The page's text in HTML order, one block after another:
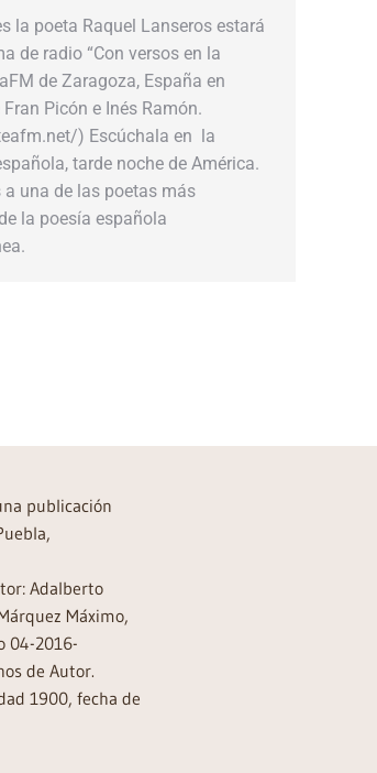
la poeta Raquel Lanseros estará
de radio “Con versos en la
de Zaragoza, España en
Picón e Inés Ramón.
) Escúchala en la
tarde noche de América.
a una de las poetas más
la poesía española
publicación
Adalberto
Máximo,
04-2016-
de Autor.
1900, fecha de